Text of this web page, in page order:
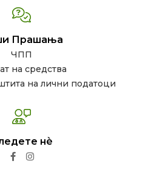
Прашања
ЧПП
на средства
на лични податоци
нѐ